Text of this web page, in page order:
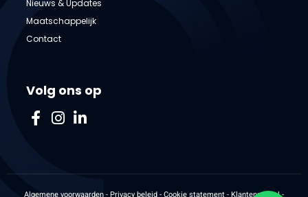
Nieuws & Updates
Maatschappelijk
Contact
Volg ons op